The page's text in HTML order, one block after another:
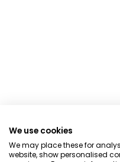
We use cookies
We may place these for
website, show personalised